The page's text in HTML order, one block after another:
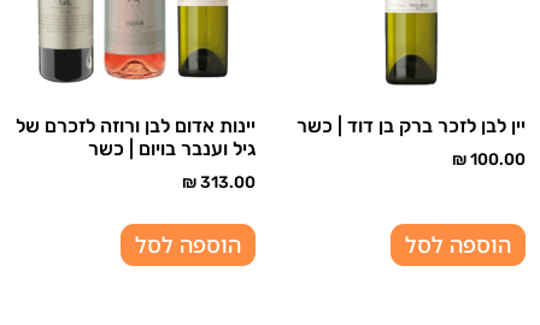
יין לבן לזכר ברק בן דוד | כשר
₪100.00
הוספה לסל
יינות אדום לבן ורוזה לזכרם של
גיל וענבר בויום | כשר
₪313.00
הוספה לסל